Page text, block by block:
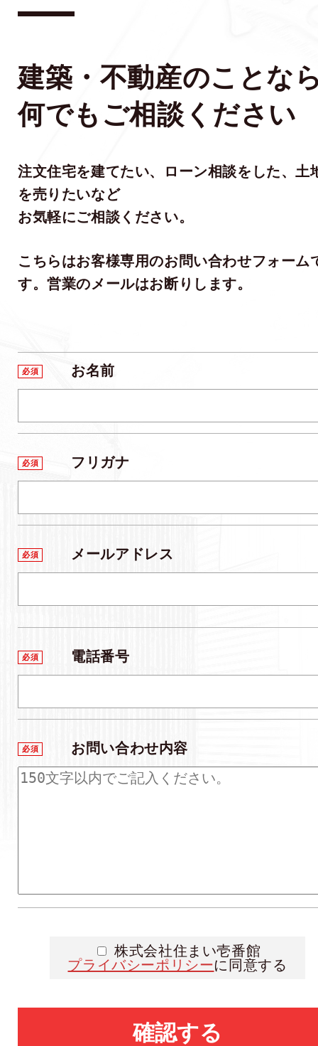
建築・不動産のことな
何でもご相談ください
注文住宅を建てたい、ローン相談をした、土
を売りたいなど
お気軽にご相談ください。
こちらはお客様専用のお問い合わせフォーム
す。営業のメールはお断りします。
必須 お名前
必須 フリガナ
必須 メールアドレス
必須 電話番号
必須 お問い合わせ内容
株式会社住まい壱番館
プライバシーポリシーに同意する
確認する